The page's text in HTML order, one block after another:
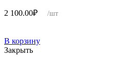
2 100.00₽ /шт
В корзину
Закрыть